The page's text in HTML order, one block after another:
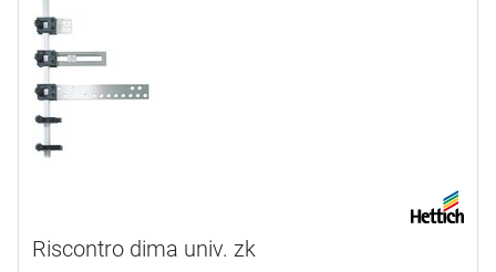
Riscontro dima univ. zk